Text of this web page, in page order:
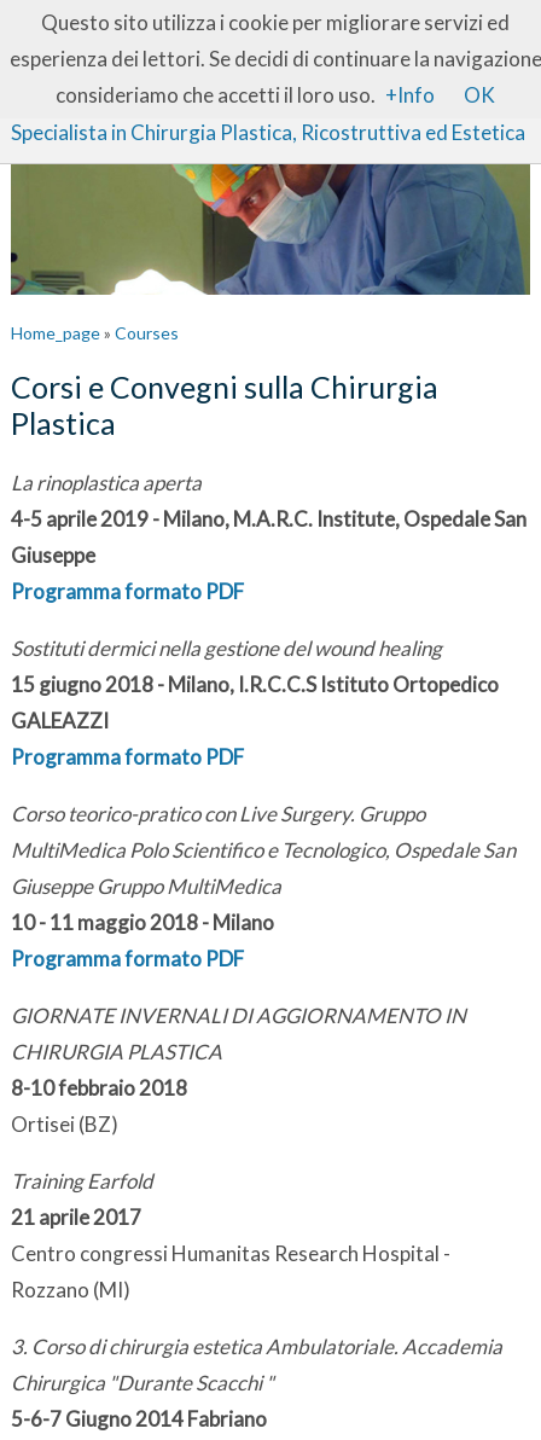
Dott. Franz W. Baruffaldi Preis
Specialista in Chirurgia Plastica, Ricostruttiva ed Estetica
IT EN
Home_page» Courses
Corsi e Convegni sulla Chirurgia
Plastica
La rinoplastica aperta
4-5 aprile 2019 - Milano, M.A.R.C. Institute, Ospedale San
Giuseppe
Programma formato PDF
Sostituti dermici nella gestione del wound healing
15 giugno 2018 - Milano, I.R.C.C.S Istituto Ortopedico
GALEAZZI
Programma formato PDF
Corso teorico-pratico con Live Surgery. Gruppo
MultiMedica Polo Scientifico e Tecnologico, Ospedale San
Giuseppe Gruppo MultiMedica
10 - 11 maggio 2018 - Milano
Programma formato PDF
GIORNATE INVERNALI DI AGGIORNAMENTO IN
CHIRURGIA PLASTICA
8-10 febbraio 2018
Ortisei (BZ)
Training Earfold
21 aprile 2017
Centro congressi Humanitas Research Hospital -
Rozzano (MI)
3. Corso di chirurgia estetica Ambulatoriale. Accademia
Chirurgica "Durante Scacchi "
5-6-7 Giugno 2014 Fabriano
Questo sito utilizza i cookie per migliorare servizi ed
esperienza dei lettori. Se decidi di continuare la navigazione
consideriamo che accetti il loro uso. +Info OK